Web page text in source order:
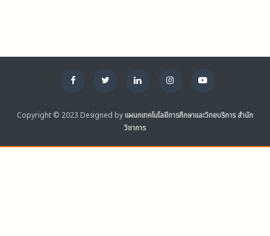
Copyright © 2023 Designed by แผนกเทคโนโลยีการศึกษาและวิทยบริการ สำนัก
วิชาการ